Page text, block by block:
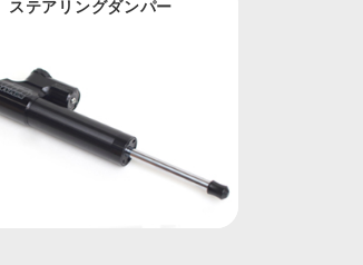
ステアリングダンパー